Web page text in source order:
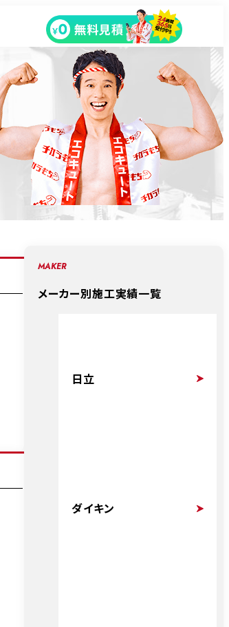
MAKER
メーカー別施工実績一覧
日立
ダイキン